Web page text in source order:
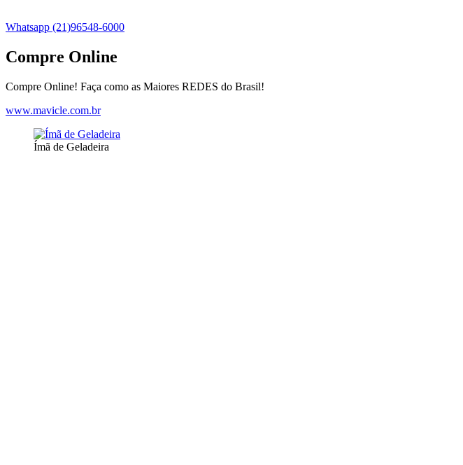
Whatsapp (21)96548-6000
Compre Online
Compre Online! Faça como as Maiores REDES do Brasil!
www.mavicle.com.br
Ímã de Geladeira